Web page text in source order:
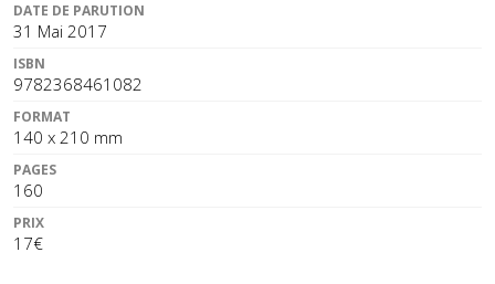
DATE DE PARUTION
31 Mai 2017
ISBN
9782368461082
FORMAT
140 x 210 mm
PAGES
160
PRIX
17€